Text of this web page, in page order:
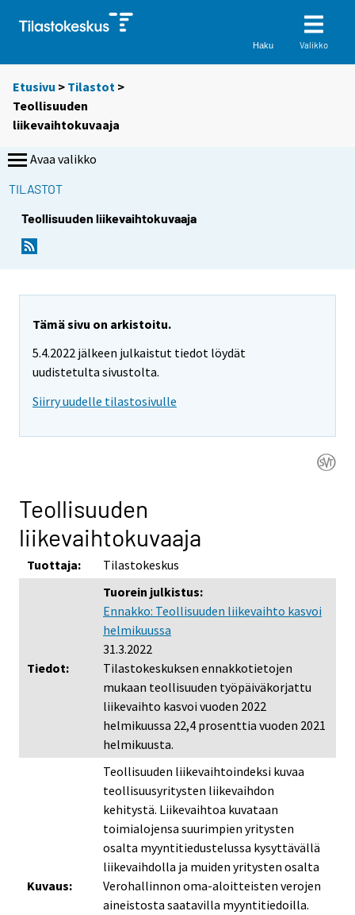
Haku Valikko
Etusivu > Tilastot >
Teollisuuden
liikevaihtokuvaaja
Avaa valikko
TILASTOT
Teollisuuden liikevaihtokuvaaja
Tämä sivu on arkistoitu.
5.4.2022 jälkeen julkaistut tiedot löydät
uudistetulta sivustolta.
Siirry uudelle tilastosivulle
Teollisuuden
liikevaihtokuvaaja
Tuottaja: Tilastokeskus
Tiedot:
Tuorein julkistus:
Ennakko: Teollisuuden liikevaihto kasvoi
helmikuussa
31.3.2022
Tilastokeskuksen ennakkotietojen
mukaan teollisuuden työpäiväkorjattu
liikevaihto kasvoi vuoden 2022
helmikuussa 22,4 prosenttia vuoden 2021
helmikuusta.
Kuvaus:
Teollisuuden liikevaihtoindeksi kuvaa
teollisuusyritysten liikevaihdon
kehitystä. Liikevaihtoa kuvataan
toimialojensa suurimpien yritysten
osalta myyntitiedustelussa kysyttävällä
liikevaihdolla ja muiden yritysten osalta
Verohallinnon oma-aloitteisten verojen
aineistosta saatavilla myyntitiedoilla.